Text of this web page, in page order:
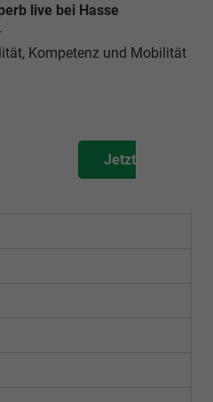
live bei Hasse
Kompetenz und Mobilität
Jetzt